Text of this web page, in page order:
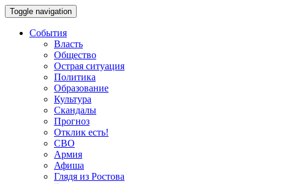
Toggle navigation
События
Власть
Общество
Острая ситуация
Политика
Образование
Культура
Скандалы
Прогноз
Отклик есть!
СВО
Армия
Афиша
Глядя из Ростова